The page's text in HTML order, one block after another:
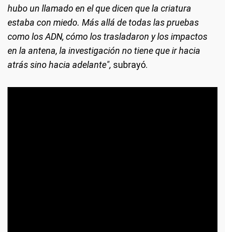
hubo un llamado en el que dicen que la criatura
estaba con miedo. Más allá de todas las pruebas
como los ADN, cómo los trasladaron y los impactos
en la antena, la investigación no tiene que ir hacia
atrás sino hacia adelante", subrayó.